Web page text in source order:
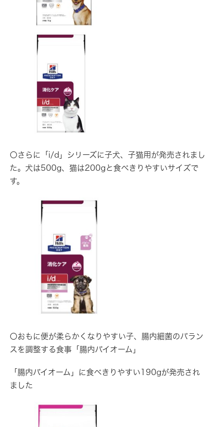
〇さらに「i/d」シリーズに子犬、子猫用が発売されまし
た。犬は500g、猫は200gと食べきりやすいサイズで
す。
〇おもに便が柔らかくなりやすい子、腸内細菌のバラン
スを調整する食事「腸内バイオーム」
「腸内バイオーム」に食べきりやすい190gが発売され
ました